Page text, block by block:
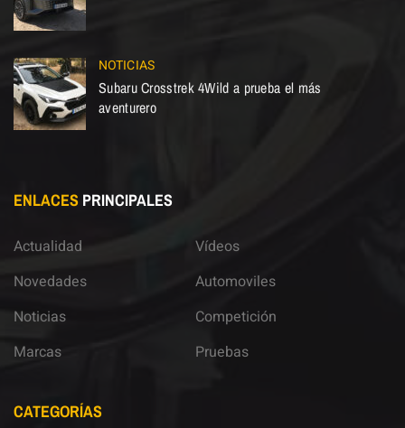
NOTICIAS
Subaru Crosstrek 4Wild a prueba el más
aventurero
ENLACES PRINCIPALES
Actualidad
Novedades
Noticias
Marcas
Vídeos
Automoviles
Competición
Pruebas
CATEGORÍAS